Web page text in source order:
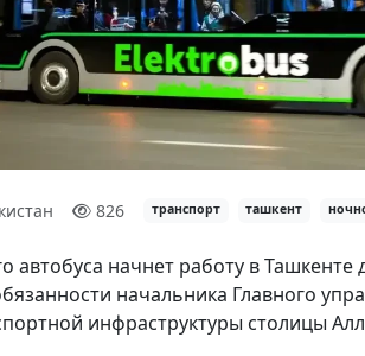
826 транспорт ташкент
начнет работу в Ташкенте
начальника Главного
инфраструктуры столицы